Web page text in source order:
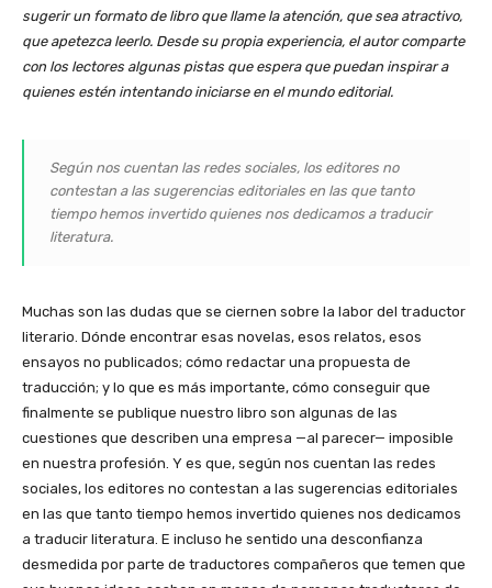
sugerir un formato de libro que llame la atención, que sea atractivo,
que apetezca leerlo. Desde su propia experiencia, el autor comparte
con los lectores algunas pistas que espera que puedan inspirar a
quienes estén intentando iniciarse en el mundo editorial.
Según nos cuentan las redes sociales, los editores no
contestan a las sugerencias editoriales en las que tanto
tiempo hemos invertido quienes nos dedicamos a traducir
literatura.
Muchas son las dudas que se ciernen sobre la labor del traductor
literario. Dónde encontrar esas novelas, esos relatos, esos
ensayos no publicados; cómo redactar una propuesta de
traducción; y lo que es más importante, cómo conseguir que
finalmente se publique nuestro libro son algunas de las
cuestiones que describen una empresa —al parecer— imposible
en nuestra profesión. Y es que, según nos cuentan las redes
sociales, los editores no contestan a las sugerencias editoriales
en las que tanto tiempo hemos invertido quienes nos dedicamos
a traducir literatura. E incluso he sentido una desconfianza
desmedida por parte de traductores compañeros que temen que